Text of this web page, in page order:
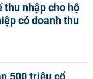
thu nhập cho hộ
có doanh thu
500 triệu cổ